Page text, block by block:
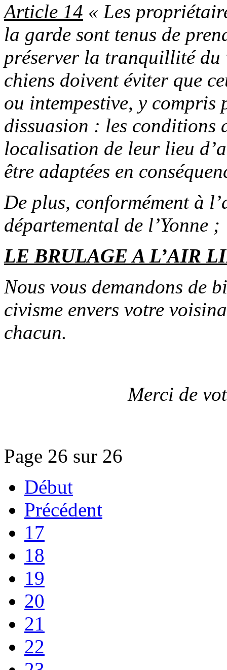
Article 14 « Les
la garde sont tenus de
préserver la tranquillité du
chiens doivent éviter que
ou intempestive, y compris
dissuasion : les conditions
localisation de leur lieu
être adaptées en
De plus, conformément à
départemental de l’Yonne ;
LE BRULAGE A L’AIR
Nous vous demandons de
civisme envers votre
chacun.
Merci de
Page 26 sur 26
Début
Précédent
17
18
19
20
21
22